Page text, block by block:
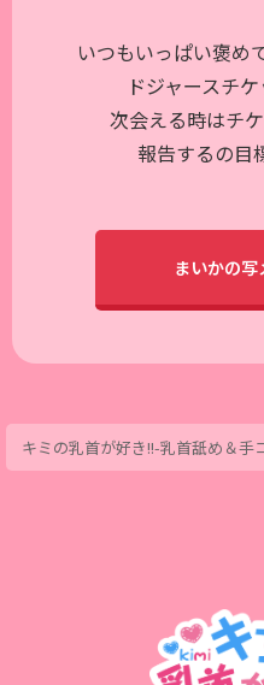
いつもいっぱい褒め
ドジャースチ
次会える時はチ
報告するの
まいかの
キミの乳首が好き!!-乳首舐め＆